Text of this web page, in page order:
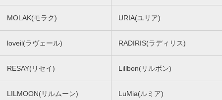
MOLAK(モラク) URIA(ユリア)
loveil(ラヴェール) RADIRIS(ラディリス)
RESAY(リセイ) Lillbon(リルボン)
LILMOON(リルムーン) LuMia(ルミア)